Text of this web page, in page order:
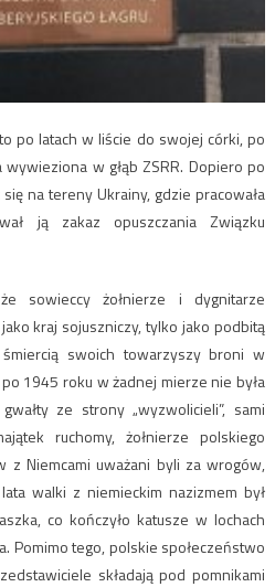
po latach w liście do swojej córki, po
w głąb ZSRR. Dopiero po
na tereny Ukrainy, gdzie pracowała
ją zakaz opuszczania Związku
sowieccy żołnierze i dygnitarze
kraj sojuszniczy, tylko jako podbitą
swoich towarzyszy broni w
1945 roku w żadnej mierze nie była
ze strony „wyzwolicieli”, sami
ruchomy, żołnierze polskiego
z Niemcami uważani byli za wrogów,
walki z niemieckim nazizmem był
co kończyło katusze w lochach
Pomimo tego, polskie społeczeństwo
składają pod pomnikami